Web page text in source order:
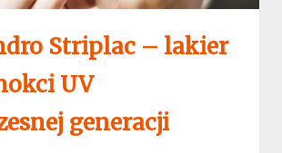
Striplac – lakier
UV
generacji